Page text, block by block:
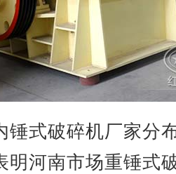
锤式破碎机厂家分
明河南市场重锤式